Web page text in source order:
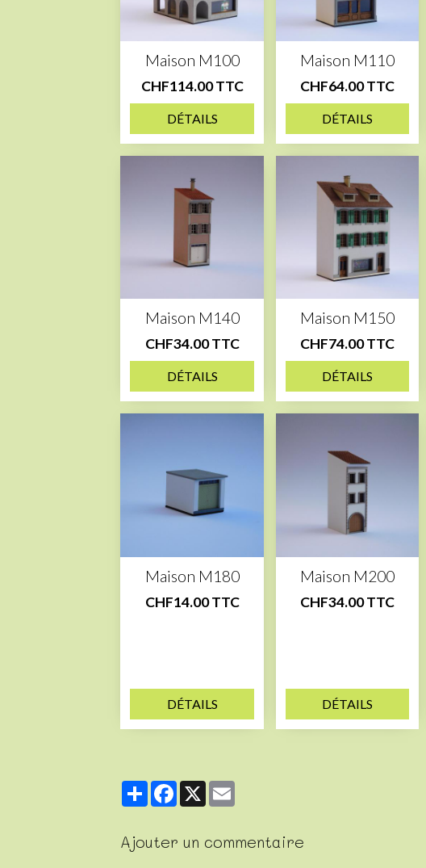
Maison M100
CHF114.00 TTC
DÉTAILS
Maison M110
CHF64.00 TTC
DÉTAILS
Maison M140
CHF34.00 TTC
DÉTAILS
Maison M150
CHF74.00 TTC
DÉTAILS
Maison M180
CHF14.00 TTC
DÉTAILS
Maison M200
CHF34.00 TTC
DÉTAILS
PartagerFacebook
X
Ajouter un commentaire